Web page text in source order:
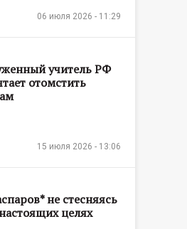
06 июля 2026 - 11:29
учитель РФ
отомстить
15 июля 2026 - 13:06
не стесняясь
целях